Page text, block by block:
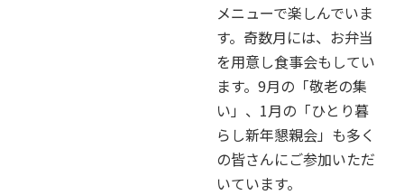
メニューで楽しんでいま
す。奇数月には、お弁当
を用意し食事会もしてい
ます。9月の「敬老の集
い」、1月の「ひとり暮
らし新年懇親会」も多く
の皆さんにご参加いただ
いています。